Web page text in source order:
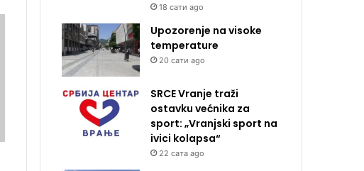
18 сати ago
Upozorenje na visoke
temperature
20 сати ago
SRCE Vranje traži
ostavku većnika za
sport: „Vranjski sport na
ivici kolapsa“
22 сата ago